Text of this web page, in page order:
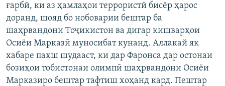
ғарбӣ, ки аз ҳамлаҳои террористӣ бисёр ҳарос
доранд, шояд бо нобоварии бештар ба
шаҳрвандони Тоҷикистон ва дигар кишварҳои
Осиёи Марказӣ муносибат кунанд. Аллакай як
хабаре пахш шудааст, ки дар Фаронса дар остонаи
бозиҳои тобистонаи олимпӣ шаҳрвандони Осиёи
Марказиро бештар тафтиш хоҳанд кард. Пештар